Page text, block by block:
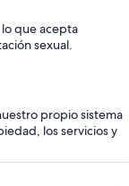
que acepta
sexual.
propio sistema
los servicios y